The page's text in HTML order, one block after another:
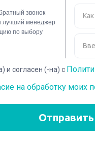
передовыми методами